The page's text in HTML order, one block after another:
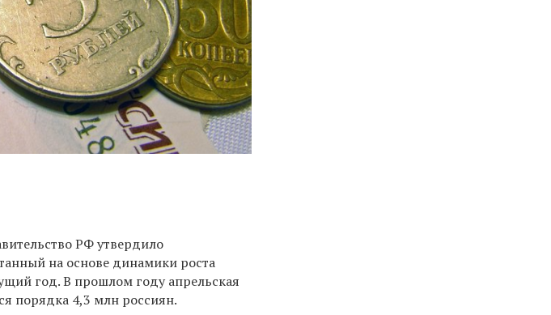
РФ утвердило
на основе динамики роста
год. В прошлом году апрельская
порядка 4,3 млн россиян.